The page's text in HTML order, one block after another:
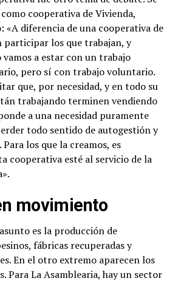
cooperativa de Vivienda,
«A diferencia de una cooperativa de
participar los que trabajan, y
a estar con un trabajo
pero sí con trabajo voluntario.
que, por necesidad, y en todo su
trabajando terminen vendiendo
a una necesidad puramente
todo sentido de autogestión y
los que la creamos, es
cooperativa esté al servicio de la
movimiento
es la producción de
fábricas recuperadas y
En el otro extremo aparecen los
Para La Asamblearia, hay un sector